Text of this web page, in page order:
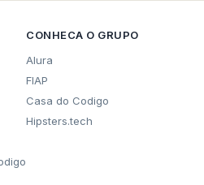
CONHECA O GRUPO
Alura
FIAP
Casa do Codigo
Hipsters.tech